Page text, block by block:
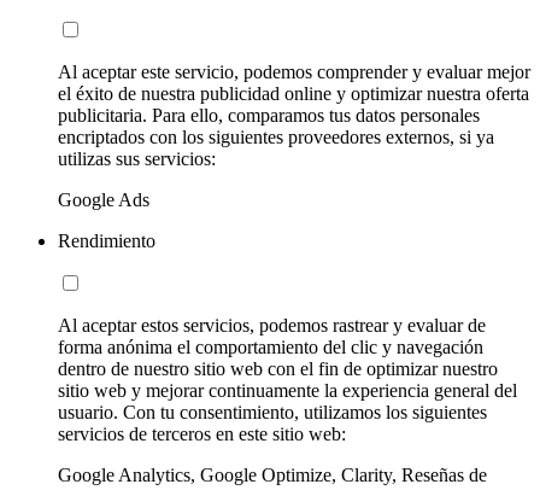
Al aceptar este servicio, podemos comprender y evaluar mejor
el éxito de nuestra publicidad online y optimizar nuestra oferta
publicitaria. Para ello, comparamos tus datos personales
encriptados con los siguientes proveedores externos, si ya
utilizas sus servicios:
Google Ads
Rendimiento
Al aceptar estos servicios, podemos rastrear y evaluar de
forma anónima el comportamiento del clic y navegación
dentro de nuestro sitio web con el fin de optimizar nuestro
sitio web y mejorar continuamente la experiencia general del
usuario. Con tu consentimiento, utilizamos los siguientes
servicios de terceros en este sitio web:
Google Analytics, Google Optimize, Clarity, Reseñas de